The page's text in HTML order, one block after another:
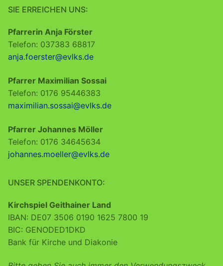
SIE ERREICHEN UNS:
Pfarrerin Anja Förster
Telefon: 037383 68817
anja.foerster@evlks.de
Pfarrer Maximilian Sossai
Telefon: 0176 95446383
maximilian.sossai@evlks.de
Pfarrer Johannes Möller
Telefon: 0176 34645634
johannes.moeller@evlks.de
UNSER SPENDENKONTO:
Kirchspiel Geithainer Land
IBAN: DE07 3506 0190 1625 7800 19
BIC: GENODED1DKD
Bank für Kirche und Diakonie